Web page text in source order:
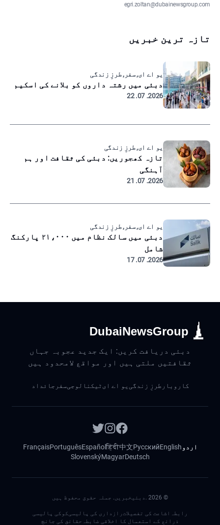
egri.zoltan@dubainewsgroup.com
تازہ ترین خبریں
یو اے ای, سفر, طرزِ زندگی
دبئی میں رشتہ داروں کو بلانے کی اسکیم
2026. 07. 22
یو اے ای, طرزِ زندگی
تازہ کھجوریں: دبئی کی ثقافت اور ہم
آہنگی
2026. 07. 21
یو اے ای, سفر, طرزِ زندگی
دبئی میں سالک نظام میں ۲۱،۰۰۰ پارکنگ
شامل
2026. 07. 17
DubaiNewsGroup
دبئی دریافت کریں: ایک جدید عجوبہ جہاں
ثقافتیں ملتی ہیں اور مواقع لامحدود ہیں
کاروبار طرزِ زندگی یو اے ایٹیکنالوجیسفر جائداد
اردو English
Русский
中文
हिंदी
Español
Português
Français
Deutsch
Magyar
Slovenský
©
2026 .دبئیخبریں. جملہ حقوق محفوظ ہیں
رابطہ اشاعت کی تفصیلاترازداری کی پالیسیکوکی پالیسی
ذرائع کے استعمال کا اخلاقی ضابطہ حقائق کی جانچ